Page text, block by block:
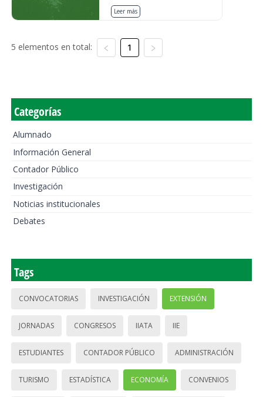
Leer más
5 elementos en total: 1
Categorías
Alumnado
Información General
Contador Público
Investigación
Noticias institucionales
Debates
Tags
CONVOCATORIAS INVESTIGACIÓN EXTENSIÓN
JORNADAS CONGRESOS IIATA IIE
ESTUDIANTES CONTADOR PÚBLICO ADMINISTRACIÓN
TURISMO ESTADÍSTICA ECONOMÍA CONVENIOS